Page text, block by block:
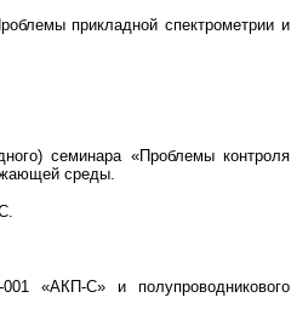
прикладной спектрометрии и
семинара «Проблемы контроля
среды.
«АКП-С» и полупроводникового